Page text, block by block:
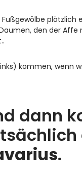
den der Affe
kommen, wenn
dann
.